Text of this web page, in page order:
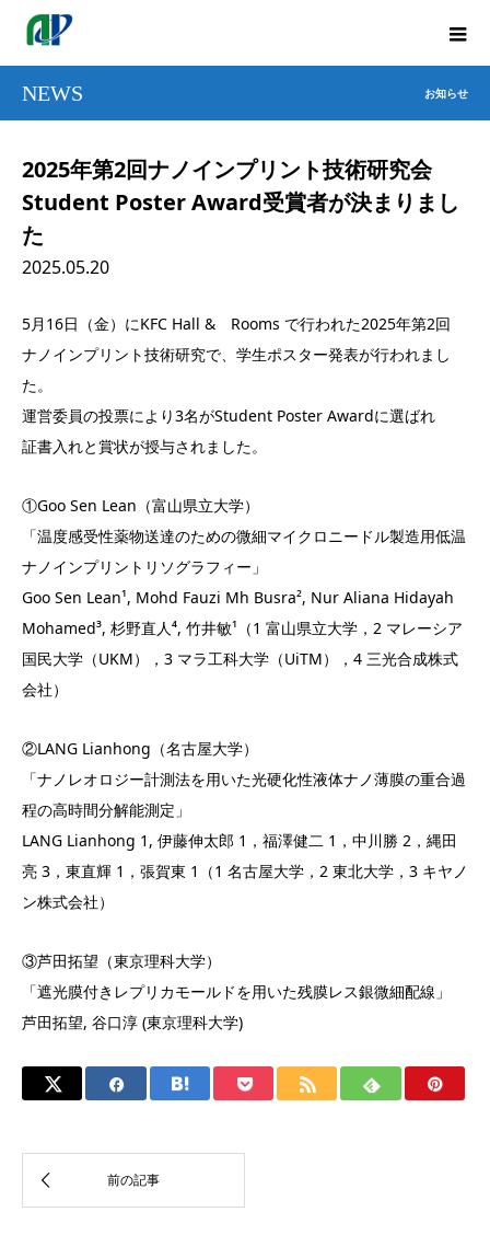
NEWS お知らせ
2025年第2回ナノインプリント技術研究会
Student Poster Award受賞者が決まりまし
た
2025.05.20
5月16日（金）にKFC Hall & Rooms で行われた2025年第2回
ナノインプリント技術研究で、学生ポスター発表が行われまし
た。
運営委員の投票により3名がStudent Poster Awardに選ばれ
証書入れと賞状が授与されました。
①Goo Sen Lean（富山県立大学）
「温度感受性薬物送達のための微細マイクロニードル製造用低温
ナノインプリントリソグラフィー」
Goo Sen Lean¹, Mohd Fauzi Mh Busra², Nur Aliana Hidayah
Mohamed³, 杉野直人⁴, 竹井敏¹（1 富山県立大学，2 マレーシア
国民大学（UKM），3 マラ工科大学（UiTM），4 三光合成株式
会社）
②LANG Lianhong（名古屋大学）
「ナノレオロジー計測法を用いた光硬化性液体ナノ薄膜の重合過
程の高時間分解能測定」
LANG Lianhong 1, 伊藤伸太郎 1，福澤健二 1，中川勝 2，縄田
亮 3，東直輝 1，張賀東 1（1 名古屋大学，2 東北大学，3 キヤノ
ン株式会社）
③芦田拓望（東京理科大学）
「遮光膜付きレプリカモールドを用いた残膜レス銀微細配線」
芦田拓望, 谷口淳 (東京理科大学)